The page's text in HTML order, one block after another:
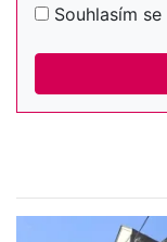
Souhlasím se